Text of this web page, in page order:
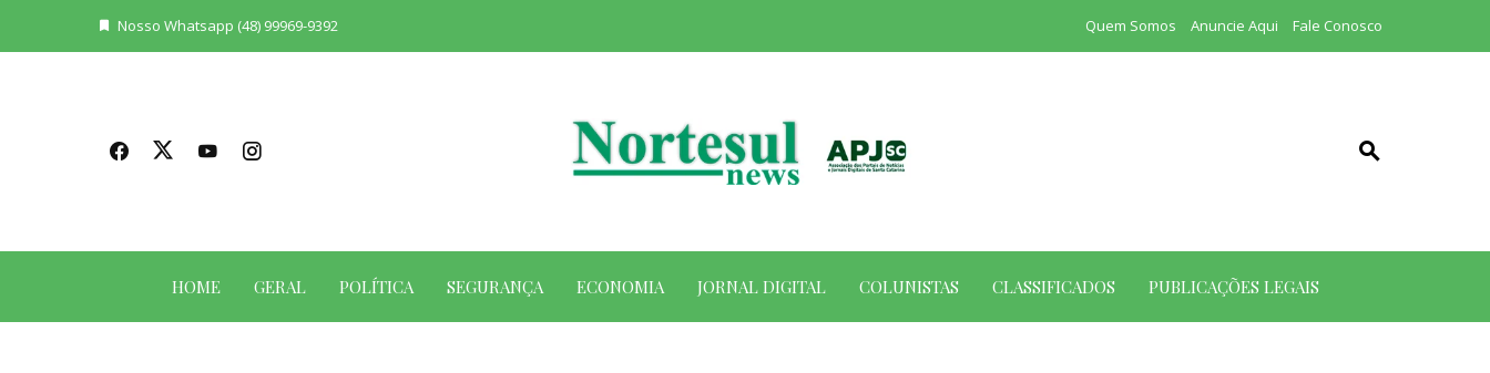
Nosso Whatsapp (48) 99969-9392 Quem Somos Anuncie Aqui Fale Conosco
HOME GERAL POLÍTICA SEGURANÇA ECONOMIA JORNAL DIGITAL COLUNISTAS CLASSIFICADOS PUBLICAÇÕES LEGAIS